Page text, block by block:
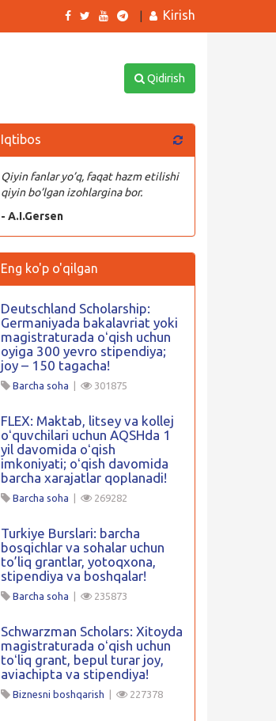
Kirish
Qidirish
Iqtibos
Qiyin fanlar yo’q, faqat hazm etilishi
qiyin bo’lgan izohlargina bor.
- A.I.Gersen
Eng ko'p o'qilgan
Deutschland Scholarship:
Germaniyada bakalavriat yoki
magistraturada oʻqish uchun
oyiga 300 yevro stipendiya;
joy – 150 tagacha!
Barcha soha 301875
FLEX: Maktab, litsey va kollej
oʻquvchilari uchun AQSHda 1
yil davomida oʻqish
imkoniyati; oʻqish davomida
barcha xarajatlar qoplanadi!
Barcha soha 269282
Turkiye Burslari: barcha
bosqichlar va sohalar uchun
to’liq grantlar, yotoqxona,
stipendiya va boshqalar!
Barcha soha 235873
Schwarzman Scholars: Xitoyda
magistraturada oʻqish uchun
toʻliq grant, bepul turar joy,
aviachipta va stipendiya!
Biznesni boshqarish 227378